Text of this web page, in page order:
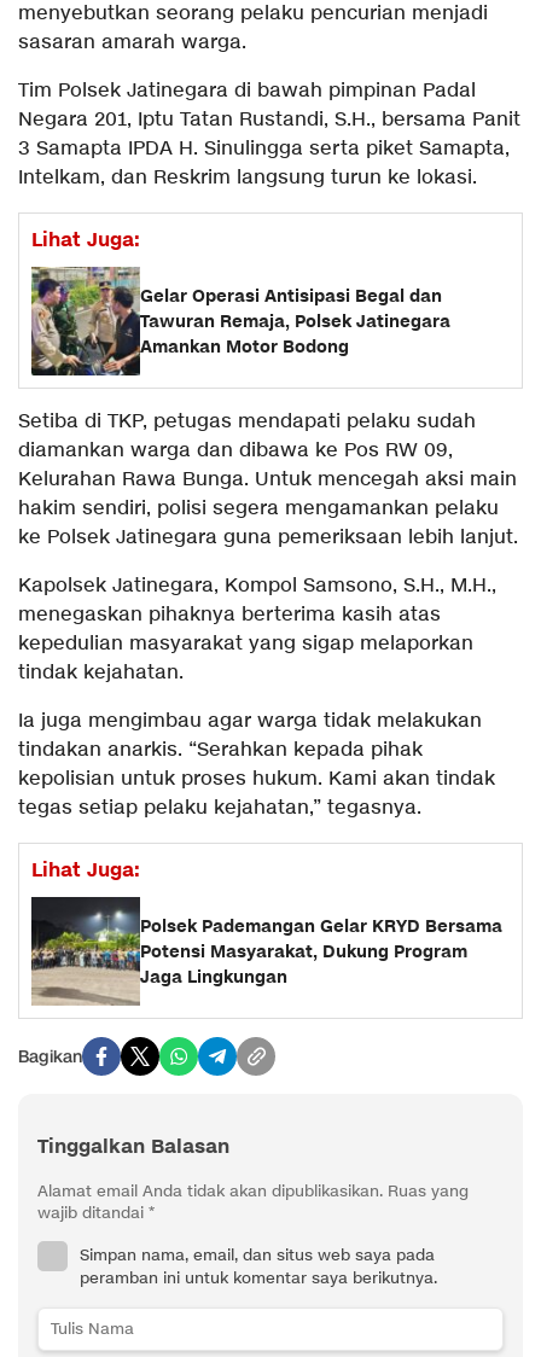
menyebutkan seorang pelaku pencurian menjadi
sasaran amarah warga.
Tim Polsek Jatinegara di bawah pimpinan Padal
Negara 201, Iptu Tatan Rustandi, S.H., bersama Panit
3 Samapta IPDA H. Sinulingga serta piket Samapta,
Intelkam, dan Reskrim langsung turun ke lokasi.
Lihat Juga:
Gelar Operasi Antisipasi Begal dan
Tawuran Remaja, Polsek Jatinegara
Amankan Motor Bodong
Setiba di TKP, petugas mendapati pelaku sudah
diamankan warga dan dibawa ke Pos RW 09,
Kelurahan Rawa Bunga. Untuk mencegah aksi main
hakim sendiri, polisi segera mengamankan pelaku
ke Polsek Jatinegara guna pemeriksaan lebih lanjut.
Kapolsek Jatinegara, Kompol Samsono, S.H., M.H.,
menegaskan pihaknya berterima kasih atas
kepedulian masyarakat yang sigap melaporkan
tindak kejahatan.
Ia juga mengimbau agar warga tidak melakukan
tindakan anarkis. “Serahkan kepada pihak
kepolisian untuk proses hukum. Kami akan tindak
tegas setiap pelaku kejahatan,” tegasnya.
Lihat Juga:
Polsek Pademangan Gelar KRYD Bersama
Potensi Masyarakat, Dukung Program
Jaga Lingkungan
Bagikan
Tinggalkan Balasan
Alamat email Anda tidak akan dipublikasikan. Ruas yang
wajib ditandai *
Simpan nama, email, dan situs web saya pada
peramban ini untuk komentar saya berikutnya.